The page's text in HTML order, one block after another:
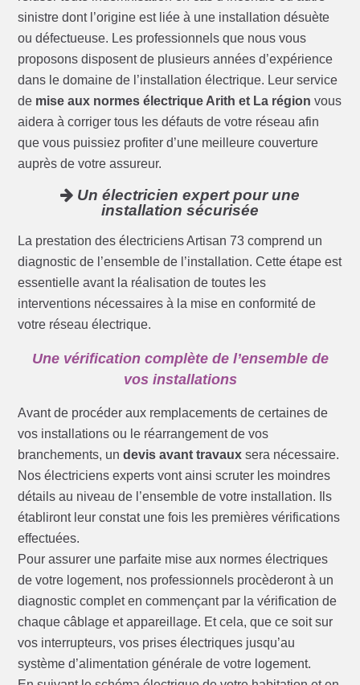
sinistre dont l’origine est liée à une installation désuète
ou défectueuse. Les professionnels que nous vous
proposons disposent de plusieurs années d’expérience
dans le domaine de l’installation électrique. Leur service
de mise aux normes électrique Arith et La région vous
aidera à corriger tous les défauts de votre réseau afin
que vous puissiez profiter d’une meilleure couverture
auprès de votre assureur.
Un électricien expert pour une
installation sécurisée
La prestation des électriciens Artisan 73 comprend un
diagnostic de l’ensemble de l’installation. Cette étape est
essentielle avant la réalisation de toutes les
interventions nécessaires à la mise en conformité de
votre réseau électrique.
Une vérification complète de l’ensemble de
vos installations
Avant de procéder aux remplacements de certaines de
vos installations ou le réarrangement de vos
branchements, undevis avant travaux sera nécessaire.
Nos électriciens experts vont ainsi scruter les moindres
détails au niveau de l’ensemble de votre installation. Ils
établiront leur constat une fois les premières vérifications
effectuées.
Pour assurer une parfaite mise aux normes électriques
de votre logement, nos professionnels procèderont à un
diagnostic complet en commençant par la vérification de
chaque câblage et appareillage. Et cela, que ce soit sur
vos interrupteurs, vos prises électriques jusqu’au
système d’alimentation générale de votre logement.